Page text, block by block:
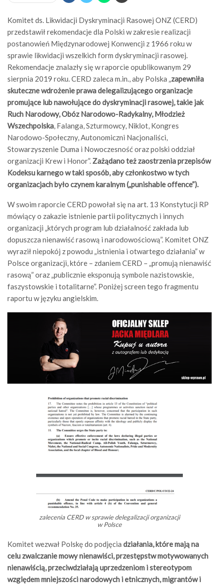
Komitet ds. Likwidacji Dyskryminacji Rasowej ONZ (CERD)
przedstawił rekomendacje dla Polski w zakresie realizacji
postanowień Międzynarodowej Konwencji z 1966 roku w
sprawie likwidacji wszelkich form dyskryminacji rasowej.
Rekomendacje znalazły się w raporcie opublikowanym 29
sierpnia 2019 roku. CERD zaleca m.in., aby Polska „zapewniła
skuteczne wdrożenie prawa delegalizującego organizacje
promujące lub nawołujące do dyskryminacji rasowej, takie jak
Ruch Narodowy, Obóz Narodowo-Radykalny, Młodzież
Wszechpolska, Falanga, Szturmowcy, Niklot, Kongres
Narodowo-Społeczny, Autonomiczni Nacjonaliści,
Stowarzyszenie Duma i Nowoczesność oraz polski oddział
organizacji Krew i Honor”. Zażądano też zaostrzenia przepisów
Kodeksu karnego w taki sposób, aby członkostwo w tych
organizacjach było czynem karalnym („punishable offence”).
W swoim raporcie CERD powołał się na art. 13 Konstytucji RP
mówiący o zakazie istnienie partii politycznych i innych
organizacji „których program lub działalność zakłada lub
dopuszcza nienawiść rasową i narodowościową”. Komitet ONZ
wyraził niepokój z powodu „istnienia i otwartego działania” w
Polsce organizacji, które – zdaniem CERD – „promują nienawiść
rasową” oraz „publicznie eksponują symbole nazistowskie,
faszystowskie i totalitarne”. Poniżej screen tego fragmentu
raportu w języku angielskim.
zalecenia CERD w sprawie delegalizacji organizacji
w Polsce
Komitet wezwał Polskę do podjęcia działania, które mają na
celu zwalczanie mowy nienawiści, przestępstw motywowanych
nienawiścią, przeciwdziałają uprzedzeniom i stereotypom
względem mniejszości narodowych i etnicznych, migrantów i